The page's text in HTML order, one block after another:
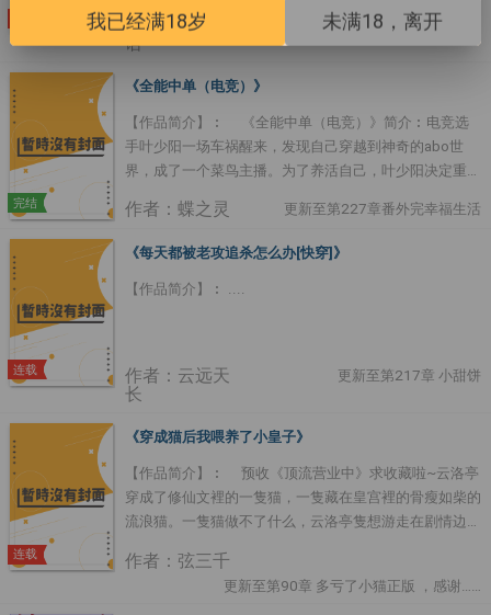
求极端刺激与快乐，专挑能杀他的人拉稳仇恨。 遇到强
敌，我行让我上！ 看到支线，使命任务？越阶对抗——必
了N个副本后： 青年微笑：不怕，我还敢。 随后，他的
啪，直播间裡观看最强新人玩副本的粉丝们炸了。 …… 强
强联手，双双成王——的恋爱升级又爽又甜文。 位面小世
界末日体验本【丧尸围城】已完结，攻马甲：基地最高指
挥官 玩家对战类副本【畸形空间】已完结，攻马甲：上
甲：始祖 全球联动副本【星际战争】已完结，攻马甲：
特殊副本【激情欢乐园】已完结 *非恐怖非解谜类无限流
类皮的情 ....
作者：也无疯
语
更新至第166章 番番外‧金眸江的布丁
完结
《全能中单（电竞）》
【作品简介】︰ 《全能中单（电竞）》简介︰电竞选
手叶少阳一场车祸醒来，发现自己穿越到神奇的abo世
界，成了一个菜鸟主播。为了养活自己，叶少阳决定重操
豪门俱乐部的签约合同。没想到，就在他来战队报到的这
天，他当着队长池朔的面分化成了一个omega。池朔带
着新队友去医院做检查。检查结束后，男生清澈的眼裡蒙
上一层水汽，眼尾泛红，声音沙哑︰“队长，医生说我抑
吗？！-网友们︰“据说天桓战队新来的选手是个
的omega小辅助！”直到比赛时，中单选手叶少阳一手法
是个大魔王吧？”“老子被他杀到自闭，都想卸载游戏
了！”“团战可以输，叶少阳必须死！”“先杀那个omega，
不要手下留情！”——走位最秀，技术一流的omega选手
了解一下。谁说omega一定要软萌、温柔？这位omega
能打爆全联盟。- ....
作者：蝶之灵 更新至第227章番外完幸福生活
连载
《每天都被老攻追杀怎么办[快穿]》
【作品简介】︰ ....
作者：云远天
长
更新至第217章 小甜饼
连载
《穿成猫后我喂养了小皇子》
【作品简介】︰ 预收《顶流营业中》求收藏啦~云洛亭
穿成了修仙文裡的一隻猫，一隻藏在皇宫裡的骨瘦如柴的
流浪猫。一隻猫做不了什么，云洛亭隻想游走在剧情边
可怜，顺手帮了一 ....
作者：弦三千
更新至第90章 多亏了小猫正版 ，感谢……
我已经满18岁 未满18，离开